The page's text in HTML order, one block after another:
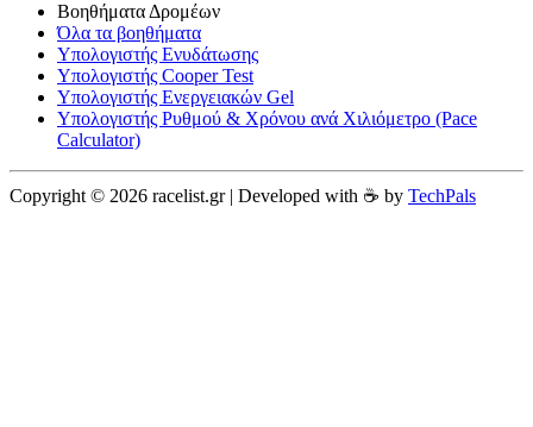
Βοηθήματα Δρομέων
Όλα τα βοηθήματα
Υπολογιστής Ενυδάτωσης
Υπολογιστής Cooper Test
Υπολογιστής Ενεργειακών Gel
Υπολογιστής Ρυθμού & Χρόνου ανά Χιλιόμετρο (Pace
Calculator)
Copyright © 2026 racelist.gr | Developed with ☕️ by TechPals